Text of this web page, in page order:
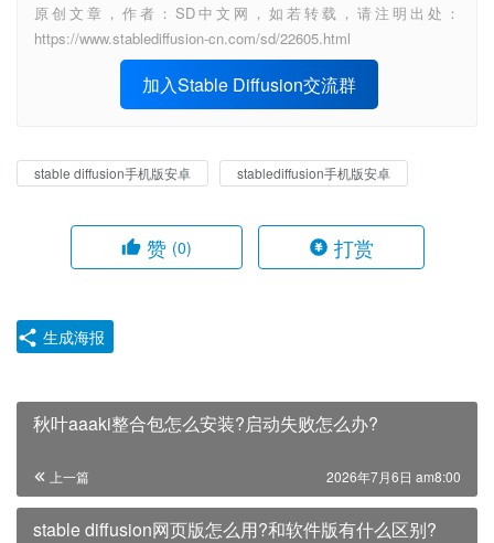
原创文章，作者：SD中文网，如若转载，请注明出处：
https://www.stablediffusion-cn.com/sd/22605.html
加入Stable Diffusion交流群
stable diffusion手机版安卓 stablediffusion手机版安卓
赞 (0) 打赏
生成海报
秋叶aaaki整合包怎么安装?启动失败怎么办?
上一篇 2026年7月6日 am8:00
stable diffusion网页版怎么用?和软件版有什么区别?